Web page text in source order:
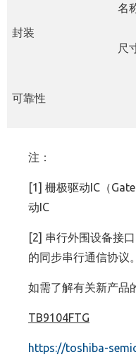
封装
名
尺
可靠性
注：
[1] 栅极驱动IC（
动IC
[2] 串行外围设备接
的同步串行通信协议。
如需了解有关新产品
TB9104FTG
https://toshiba-